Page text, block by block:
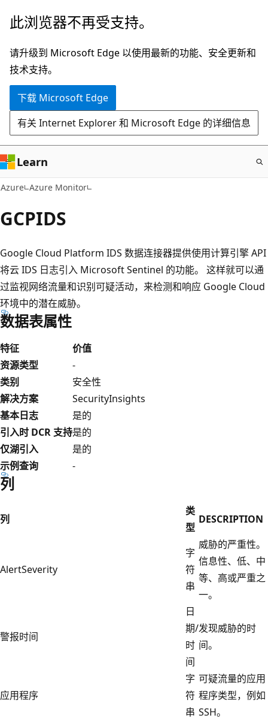
跳
主
要
内
此浏览器不再受支持。
请升级到 Microsoft Edge 以使用最新的功能、安全更新和
技术支持。
下载 Microsoft Edge
有关 Internet Explorer 和 Microsoft Edge 的详细信息
Learn
Azure Azure Monitor
GCPIDS
Google Cloud Platform IDS 数据连接器提供使用计算引擎 API
将云 IDS 日志引入 Microsoft Sentinel 的功能。 这样就可以通
过监视网络流量和识别可疑活动，来检测和响应 Google Cloud
环境中的潜在威胁。
数据表属性
特征
价值
资源类型
-
类别
安全性
解决方案
SecurityInsights
基本日志
是的
引入时 DCR 支持是的
仅湖引入
是的
示例查询
-
列
列
类
型
DESCRIPTION
AlertSeverity
字
符
串
威胁的严重性。
信息性、低、中
等、高或严重之
一。
警报时间
日
期/
时
间
发现威胁的时
间。
应用程序
字
符
串
可疑流量的应用
程序类型，例如
SSH。